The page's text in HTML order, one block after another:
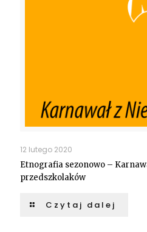
12 lutego 2020
Etnografia sezonowo –
przedszkolaków
Czytaj dalej